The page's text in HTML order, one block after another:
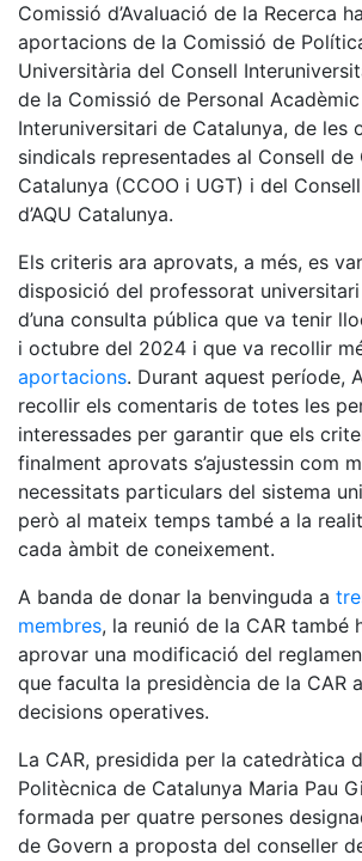
Comissió d’Avaluació de la Recerca
aportacions de la Comissió de
Universitària del Consell
de la Comissió de Personal
Interuniversitari de Catalunya, de les
sindicals representades al Consell de
Catalunya (CCOO i UGT) i del
d’AQU Catalunya.
Els criteris ara aprovats, a més, es
disposició del professorat
d’una consulta pública que va tenir
i octubre del 2024 i que va recollir
aportacions. Durant aquest període,
recollir els comentaris de totes les
interessades per garantir que els
finalment aprovats s’ajustessin com
necessitats particulars del sistema
però al mateix temps també a la
cada àmbit de coneixement.
A banda de donar la benvinguda a
membres, la reunió de la CAR també
aprovar una modificació del
que faculta la presidència de la CAR
decisions operatives.
La CAR, presidida per la catedràtica
Politècnica de Catalunya Maria Pau
formada per quatre persones
de Govern a proposta del conseller